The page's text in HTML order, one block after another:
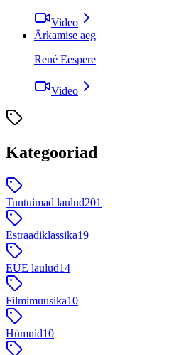
Video
Ärkamise aeg
René Eespere
Video
Kategooriad
Tuntuimad laulud201
Estraadiklassika19
EÜE laulud14
Filmimuusika10
Hümnid10